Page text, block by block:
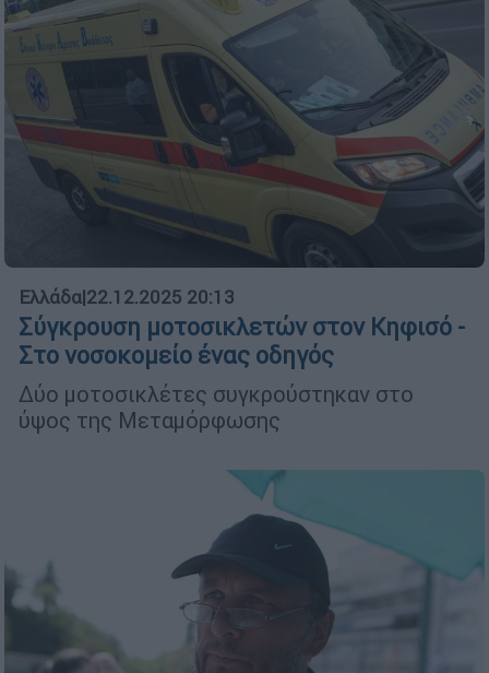
Ελλάδα|22.12.2025 20:13
Σύγκρουση μοτοσικλετών στον Κηφισό -
Στο νοσοκομείο ένας οδηγός
Δύο μοτοσικλέτες συγκρούστηκαν στο
ύψος της Μεταμόρφωσης